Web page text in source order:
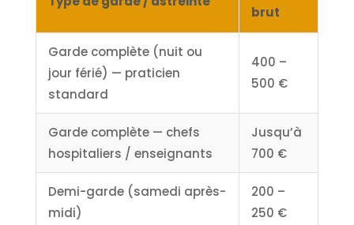
brut
Garde complète (nuit ou
jour férié) — praticien
standard
400 –
500 €
Garde complète — chefs
hospitaliers / enseignants
Jusqu’à
700 €
Demi-garde (samedi après-
midi)
200 –
250 €